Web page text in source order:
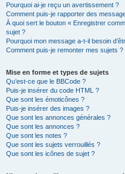
Pourquoi ai-je reçu un avertissement ?
Comment puis-je rapporter des
À quoi sert le bouton « Enregistrer
sujet ?
Pourquoi mon message a-t-il besoin
Comment puis-je remonter mes sujets ?
Mise en forme et types de sujets
Qu’est-ce que le BBCode ?
Puis-je insérer du code HTML ?
Que sont les émoticônes ?
Puis-je insérer des images ?
Que sont les annonces générales ?
Que sont les annonces ?
Que sont les notes ?
Que sont les sujets verrouillés ?
Que sont les icônes de sujet ?